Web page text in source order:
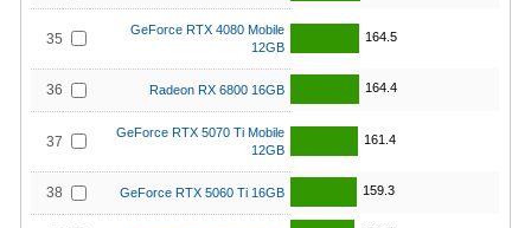
35
GeForce RTX 4080 Mobile
12GB
164.5
36 Radeon RX 6800 16GB 164.4
37
GeForce RTX 5070 Ti Mobile
12GB
161.4
38 GeForce RTX 5060 Ti 16GB 159.3